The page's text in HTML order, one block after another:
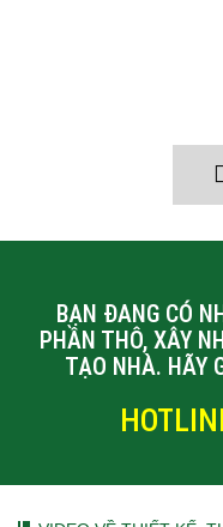
BẠN ĐANG CÓ
PHẦN THÔ, XÂY
TẠO NHÀ. HÃY